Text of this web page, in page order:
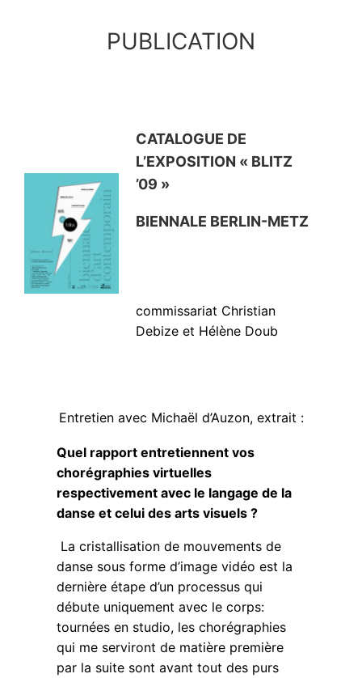
PUBLICATION
CATALOGUE DE
L’EXPOSITION « BLITZ
’09 »
BIENNALE BERLIN-METZ
commissariat Christian
Debize et Hélène Doub
Entretien avec Michaël d’Auzon, extrait :
Quel rapport entretiennent vos
chorégraphies virtuelles
respectivement avec le langage de la
danse et celui des arts visuels ?
La cristallisation de mouvements de
danse sous forme d’image vidéo est la
dernière étape d’un processus qui
débute uniquement avec le corps:
tournées en studio, les chorégraphies
qui me serviront de matière première
par la suite sont avant tout des purs